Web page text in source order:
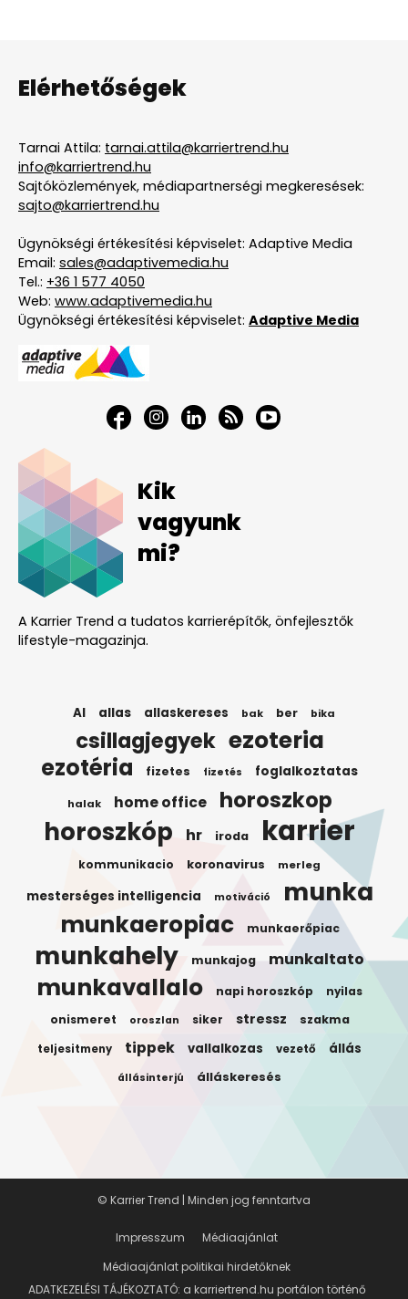
Elérhetőségek
Tarnai Attila: tarnai.attila@karriertrend.hu
info@karriertrend.hu
Sajtóközlemények, médiapartnerségi megkeresések:
sajto@karriertrend.hu
Ügynökségi értékesítési képviselet: Adaptive Media
Email: sales@adaptivemedia.hu
Tel.: +36 1 577 4050
Web: www.adaptivemedia.hu
Ügynökségi értékesítési képviselet: Adaptive Media
Kik
vagyunk
mi?
A Karrier Trend a tudatos karrierépítők, önfejlesztők
lifestyle-magazinja.
AI allas allaskereses bak ber bika
csillagjegyek ezoteria
ezotéria fizetes fizetés foglalkoztatas
halak home office horoszkop
horoszkóp hr iroda karrier
kommunikacio koronavirus merleg
mesterséges intelligencia motiváció munka
munkaeropiac munkaerőpiac
munkahely munkajog munkaltato
munkavallalo napi horoszkóp nyilas
onismeret oroszlan siker stressz szakma
teljesitmeny tippek vallalkozas vezető állás
állásinterjú álláskeresés
Impresszum
Médiaajánlat
Médiaajánlat politikai hirdetőknek
ADATKEZELÉSI TÁJÉKOZTATÓ: a karriertrend.hu portálon történő
© Karrier Trend | Minden jog fenntartva